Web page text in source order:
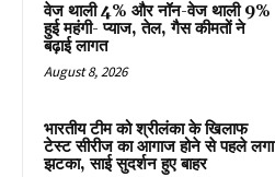
वेज थाली 4% और नॉन-वेज थाली 9%
हुई महंगी- प्याज, तेल, गैस कीमतों ने
बढ़ाई लागत
August 8, 2026
भारतीय टीम को श्रीलंका के खिलाफ
टेस्ट सीरीज का आगाज होने से पहले लगा
झटका, साई सुदर्शन हुए बाहर